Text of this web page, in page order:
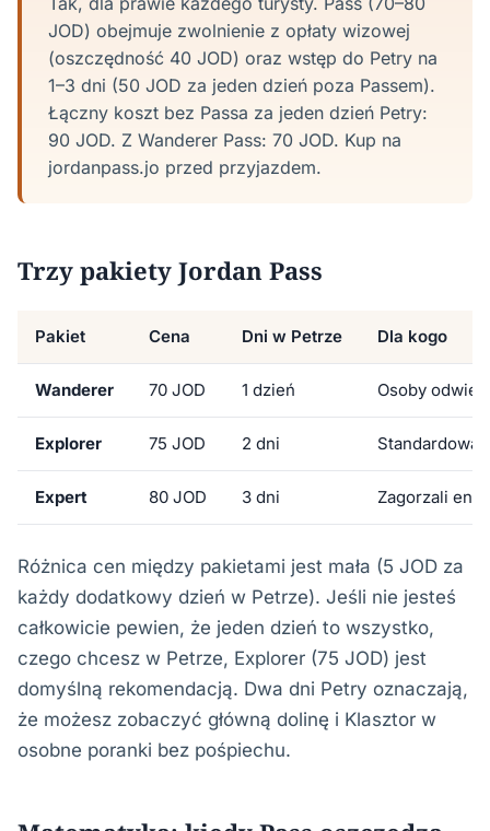
JOD) obejmuje zwolnienie z opłaty wizowej
(oszczędność 40 JOD) oraz wstęp do Petry na
1–3 dni (50 JOD za jeden dzień poza Passem).
Łączny koszt bez Passa za jeden dzień Petry:
90 JOD. Z Wanderer Pass: 70 JOD. Kup na
jordanpass.jo przed przyjazdem.
Trzy pakiety Jordan Pass
Pakiet Cena Dni w Petrze Dla kogo
Wanderer 70 JOD 1 dzień Osoby
Explorer 75 JOD 2 dni Standardowa
Expert 80 JOD 3 dni Zagorzali
Różnica cen między pakietami jest mała (5 JOD za
każdy dodatkowy dzień w Petrze). Jeśli nie jesteś
całkowicie pewien, że jeden dzień to wszystko,
czego chcesz w Petrze, Explorer (75 JOD) jest
domyślną rekomendacją. Dwa dni Petry oznaczają,
że możesz zobaczyć główną dolinę i Klasztor w
osobne poranki bez pośpiechu.